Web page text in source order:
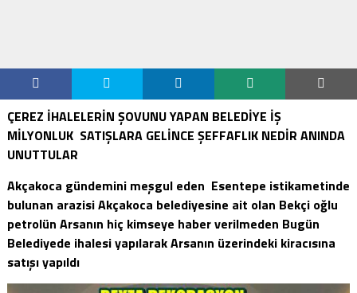
ÇEREZ İHALELERİN ŞOVUNU YAPAN BELEDİYE İŞ
MİLYONLUK SATIŞLARA GELİNCE ŞEFFAFLIK NEDİR ANINDA
UNUTTULAR
Akçakoca gündemini meşgul eden Esentepe istikametinde
bulunan arazisi Akçakoca belediyesine ait olan Bekçi oğlu
petrolün Arsanın hiç kimseye haber verilmeden Bugün
Belediyede ihalesi yapılarak Arsanın üzerindeki kiracısına
satışı yapıldı